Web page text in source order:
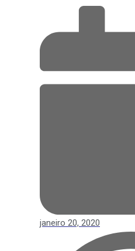
janeiro 20, 2020